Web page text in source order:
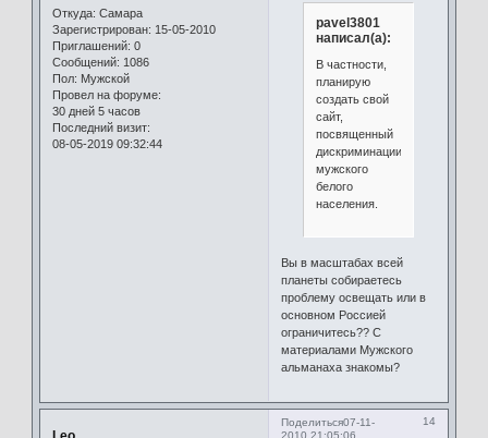
Откуда: Самара
Зарегистрирован: 15-05-2010
Приглашений: 0
Сообщений: 1086
Пол: Мужской
Провел на форуме:
30 дней 5 часов
Последний визит:
08-05-2019 09:32:44
pavel3801
написал(а):
В частности,
планирую
создать свой
сайт,
посвященный
дискриминации
мужского
белого
населения.
Вы в масштабах всей
планеты собираетесь
проблему освещать или в
основном Россией
ограничитесь?? С
материалами Мужского
альманаха знакомы?
Поделиться 14
07-11-
2010 21:05:06